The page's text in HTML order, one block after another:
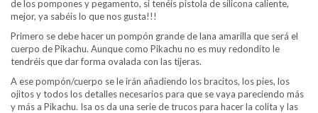
de los pompones y pegamento, si tenéis pistola de silicona caliente,
mejor, ya sabéis lo que nos gusta!!!
Primero se debe hacer un pompón grande de lana amarilla que será el
cuerpo de Pikachu. Aunque como Pikachu no es muy redondito le
tendréis que dar forma ovalada con las tijeras.
A ese pompón/cuerpo se le irán añadiendo los bracitos, los pies, los
ojitos y todos los detalles necesarios para que se vaya pareciendo más
y más a Pikachu. Isa os da una serie de trucos para hacer la colita y las